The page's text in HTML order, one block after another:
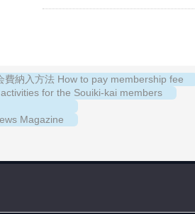
費納入方法 How to pay membership fee
for the Souiki-kai members
Magazine